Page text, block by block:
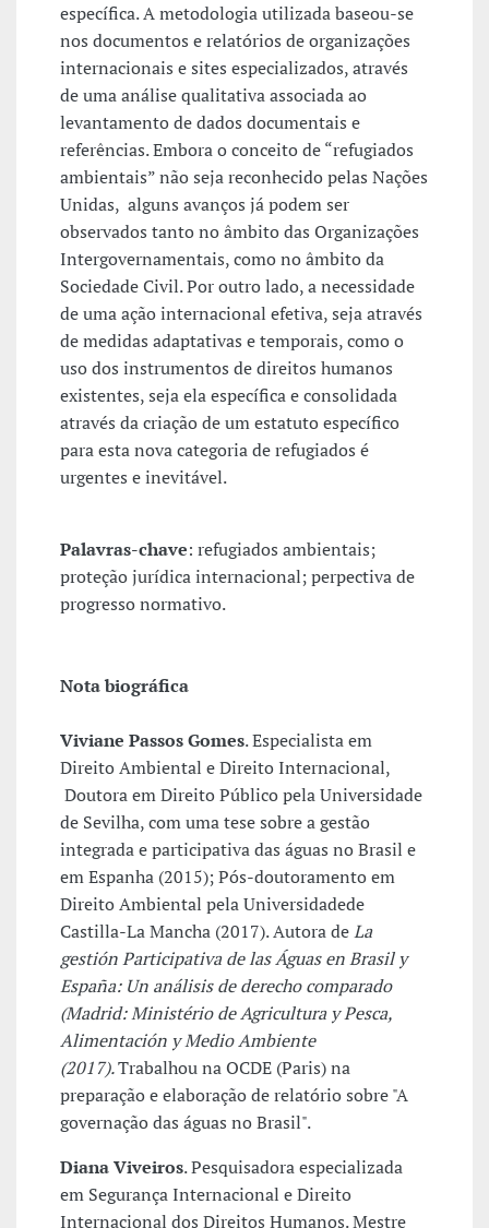
específica. A metodologia utilizada baseou-se
nos documentos e relatórios de organizações
internacionais e sites especializados, através
de uma análise qualitativa associada ao
levantamento de dados documentais e
referências. Embora o conceito de “refugiados
ambientais” não seja reconhecido pelas Nações
Unidas, alguns avanços já podem ser
observados tanto no âmbito das Organizações
Intergovernamentais, como no âmbito da
Sociedade Civil. Por outro lado, a necessidade
de uma ação internacional efetiva, seja através
de medidas adaptativas e temporais, como o
uso dos instrumentos de direitos humanos
existentes, seja ela específica e consolidada
através da criação de um estatuto específico
para esta nova categoria de refugiados é
urgentes e inevitável.
Palavras-chave: refugiados ambientais;
proteção jurídica internacional; perpectiva de
progresso normativo.
Nota biográfica
Viviane Passos Gomes. Especialista em
Direito Ambiental e Direito Internacional,
Doutora em Direito Público pela Universidade
de Sevilha, com uma tese sobre a gestão
integrada e participativa das águas no Brasil e
em Espanha (2015); Pós-doutoramento em
Direito Ambiental pela Universidadede
Castilla-La Mancha (2017). Autora deLa
gestión Participativa de las Águas en Brasil y
España: Un análisis de derecho comparado
(Madrid: Ministério de Agricultura y Pesca,
Alimentación y Medio Ambiente
(2017).Trabalhou na OCDE (Paris) na
preparação e elaboração de relatório sobre "A
governação das águas no Brasil".
Diana Viveiros. Pesquisadora especializada
em Segurança Internacional e Direito
Internacional dos Direitos Humanos. Mestre